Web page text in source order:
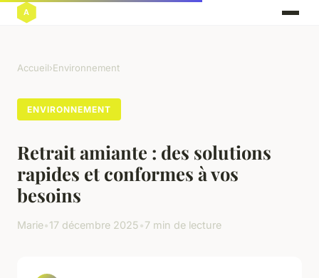
Accueil›Environnement
ENVIRONNEMENT
Retrait amiante : des solutions
rapides et conformes à vos
besoins
Marie•17 décembre 2025•7 min de lecture